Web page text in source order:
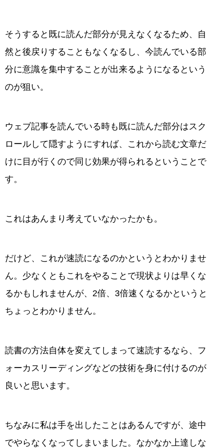
そうすると既に読んだ部分が見えなくなるため、自
然と後戻りすることもなくなるし、今読んでいる部
分に意識を集中することが出来るようになるという
のが狙い。
ウェブ記事を読んでいる時も既に読んだ部分はスク
ロールして隠すようにすれば、これから読む文章だ
けに目が行くので同じ効果が得られるということで
す。
これはあんまり考えていなかったかも。
だけど、これが速読になるのかというとわかりませ
ん。少なくともこれをやることで現状よりは早くな
るかもしれませんが、2倍、3倍速くなるかというと
ちょっとわかりません。
読書の方法自体を変えてしまって速読するなら、フ
ォーカスリーディングなどの技術を身に付けるのが
良いと思います。
ちなみに私は手を出したことはあるんですが、途中
でやらなくなってしまいました。なかなか上達しな